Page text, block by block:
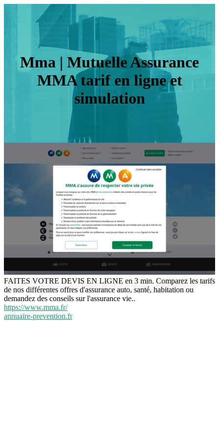
Mma | Mutuelle Assurance
MMA tarif en ligne et
simulation
FAITES VOTRE DEVIS EN LIGNE en 3 min. Comparez les tarifs
de nos différentes offres d'assurance auto, santé, habitation ou
demandez des conseils sur l'assurance vie..
https://www.mma.fr/
annuaire-prevention.fr